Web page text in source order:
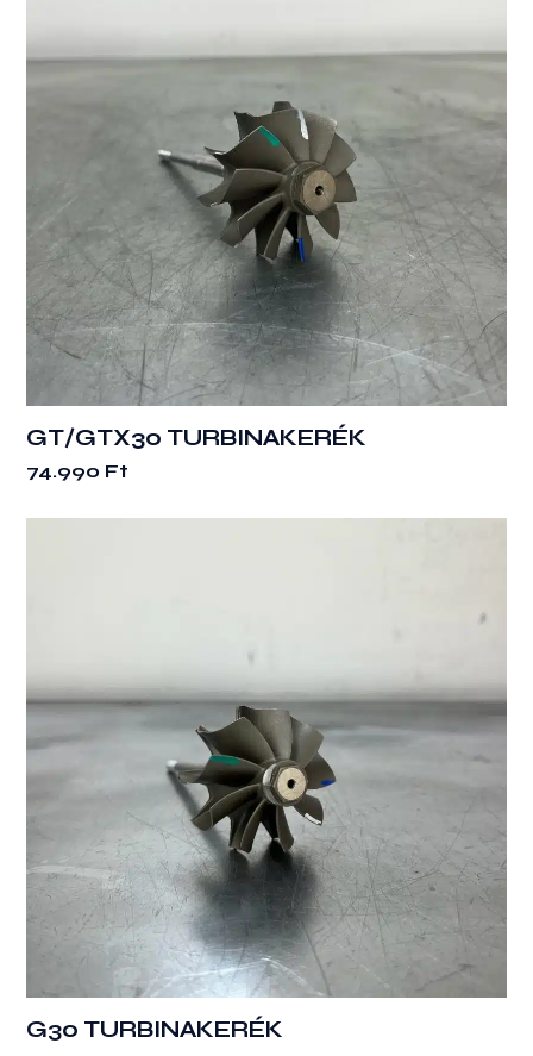
GT/GTX30 TURBINAKERÉK
74.990 Ft
G30 TURBINAKERÉK